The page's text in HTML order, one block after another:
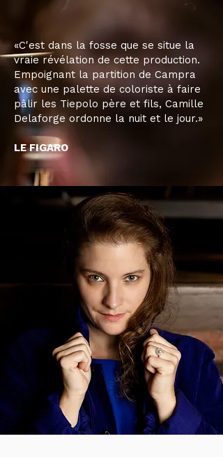
«C'est dans la fosse que se situe la
vraie révélation de cette production.
Empoignant la partition de Campra
avec une palette de coloriste à faire
pâlir les Tiepolo père et fils, Camille
Delaforge ordonne la nuit et le jour.»
LE FIGARO